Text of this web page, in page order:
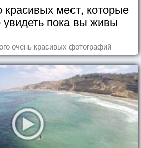
красивых мест, которые
пока вы живы
очень красивых фотографий